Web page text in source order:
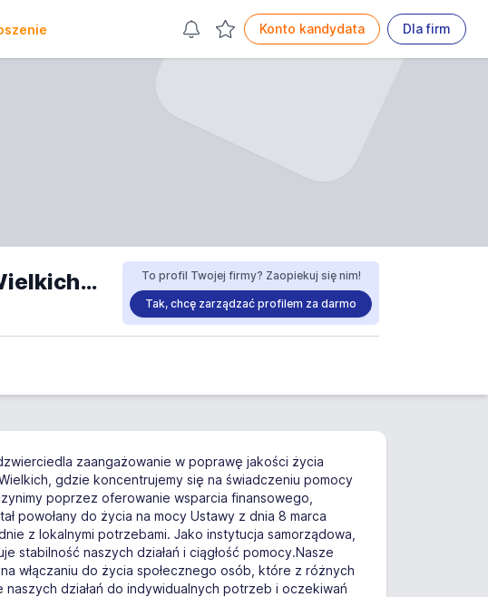
Konto kandydata Dla firm
Gminny Ośrodek Pomocy Społecznej w Cedrach Wielkich opinie To profil Twojej firmy? Zaopiekuj się nim!
Tak, chcę zarządzać profilem za darmo
zaangażowanie w poprawę jakości życia
gdzie koncentrujemy się na świadczeniu pomocy
poprzez oferowanie wsparcia finansowego,
powołany do życia na mocy Ustawy z dnia 8 marca
z lokalnymi potrzebami. Jako instytucja samorządowa,
stabilność naszych działań i ciągłość pomocy.Nasze
włączaniu do życia społecznego osób, które z różnych
działań do indywidualnych potrzeb i oczekiwań